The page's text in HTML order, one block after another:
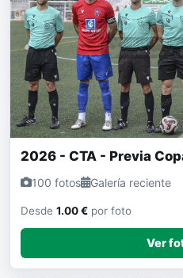
2026 - CTA - Previa
100 fotos Galería reciente
Desde 1.00 € por foto
Ver